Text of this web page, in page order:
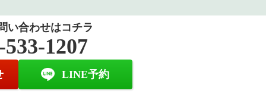
い合わせはコチラ
533-1207
LINE予約